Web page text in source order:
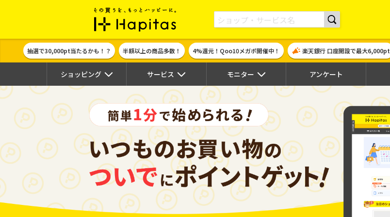
ポイント貯めて現金やギフト券に交換できるポイントサイト | ハピタス
抽選で30,000pt当たるかも！？ 半額以上の商品多数！ 4%還元！Qoo10メガポ開催中！ 楽天銀行 口座開設で最大6,000pt
ショッピング サービス モニター アンケート